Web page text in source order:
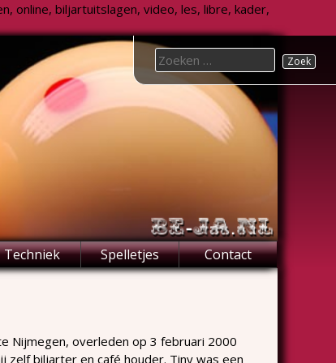
online, biljartuitslagen, video, les, libre, kader,
Techniek Spelletjes Contact
Search
for:
Nijmegen, overleden op 3 februari 2000
zelf biljarter en café houder. Tiny was een